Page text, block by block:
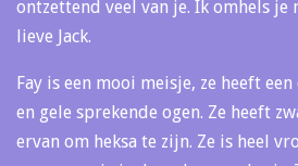
ontzettend veel van je. Ik omhels je
lieve Jack.
Fay is een mooi meisje, ze heeft
en gele sprekende ogen. Ze heeft
ervan om heksa te zijn. Ze is heel